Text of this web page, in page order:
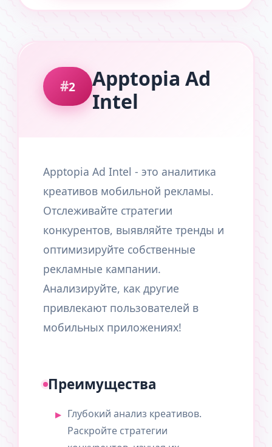
2
Apptopia Ad
Intel
Apptopia Ad Intel - это аналитика
креативов мобильной рекламы.
Отслеживайте стратегии
конкурентов, выявляйте тренды и
оптимизируйте собственные
рекламные кампании.
Анализируйте, как другие
привлекают пользователей в
мобильных приложениях!
Преимущества
Глубокий анализ креативов.
Раскройте стратегии